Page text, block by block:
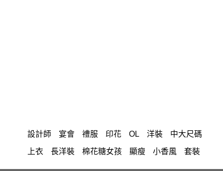
設計師 宴會 禮服 印花 OL 洋裝 中大尺碼
上衣 長洋裝 棉花糖女孩 顯瘦 小香風 套裝
褲裙 婚禮 牛仔褲 涼感 西裝褲 正韓 洋裝 長褲